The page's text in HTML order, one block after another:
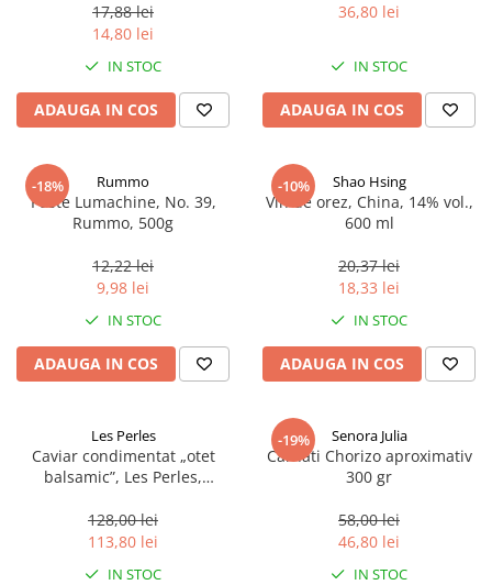
17,88 lei
14,80 lei
IN STOC
ADAUGA IN COS
36,80 lei
IN STOC
ADAUGA IN COS
-18% Rummo
Paste Lumachine, No. 39,
Rummo, 500g
12,22 lei
9,98 lei
IN STOC
ADAUGA IN COS
-10% Shao Hsing
Vin de orez, China, 14% vol.,
600 ml
20,37 lei
18,33 lei
IN STOC
ADAUGA IN COS
Les Perles
Caviar condimentat „otet
balsamic”, Les Perles,
sferice, 200 g
128,00 lei
113,80 lei
IN STOC
-19% Senora Julia
Carnati Chorizo aproximativ
300 gr
58,00 lei
46,80 lei
IN STOC